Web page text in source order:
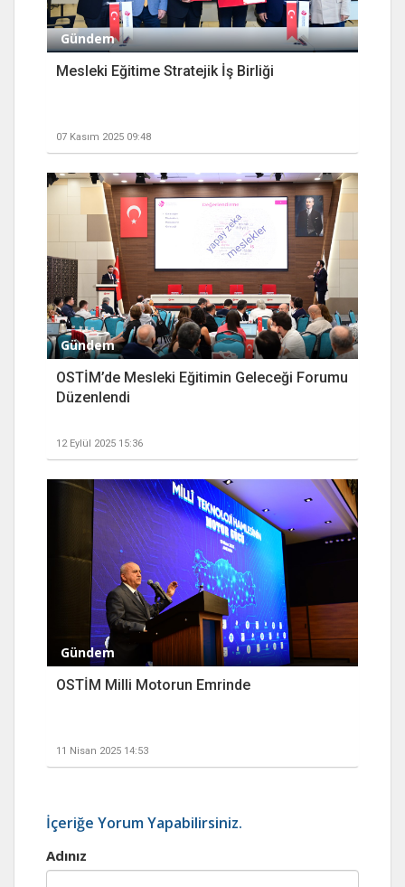
Gündem
Mesleki Eğitime Stratejik İş Birliği
07 Kasım 2025 09:48
Gündem
OSTİM’de Mesleki Eğitimin Geleceği Forumu
Düzenlendi
12 Eylül 2025 15:36
Gündem
OSTİM Milli Motorun Emrinde
11 Nisan 2025 14:53
İçeriğe Yorum Yapabilirsiniz.
Adınız